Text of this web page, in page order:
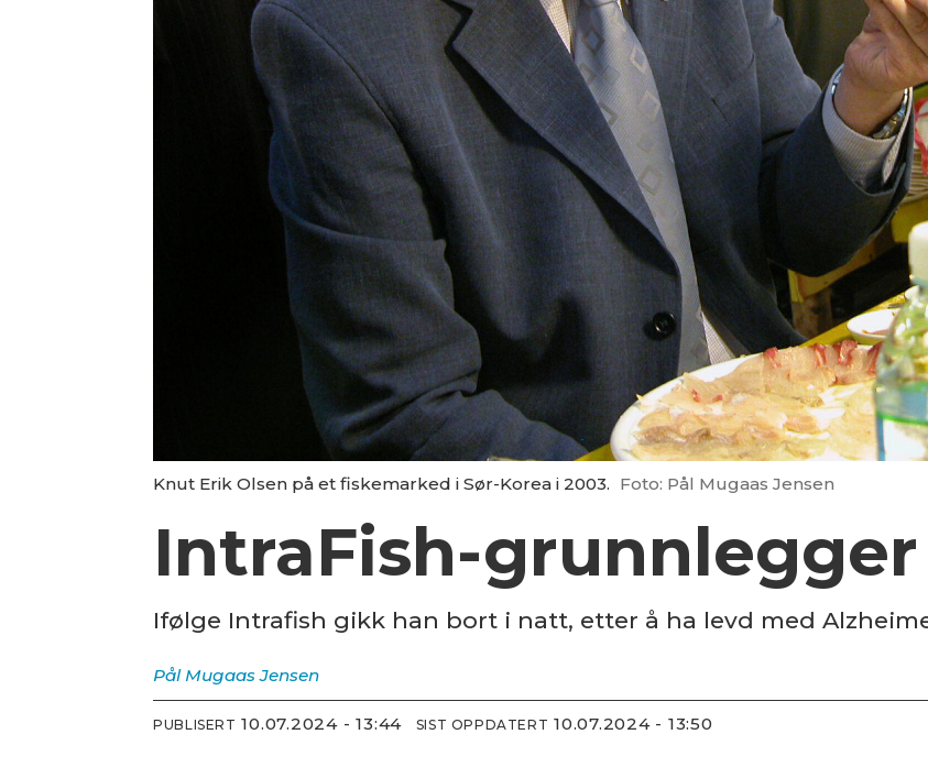
Knut Erik Olsen på et fiskemarked i Sør-Korea i 2003. Foto: Pål Mugaas Jensen
IntraFish-
Ifølge Intrafish gikk han bort i natt, etter å ha levd med
Pål Mugaas Jensen
PUBLISERT 10.07.2024 - 13:44 SIST OPPDATERT 10.07.2024 - 13:50